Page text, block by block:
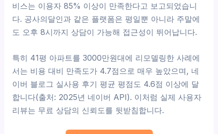
비스는 이용자 85% 이상이 만족한다고 보고되었습니
다. 공사의달인과 같은 플랫폼은 평일뿐 아니라 주말에
도 오후 8시까지 상담이 가능해 접근성이 뛰어납니다.
특히 41평 아파트를 3000만원대에 리모델링한 사례에
서는 비용 대비 만족도가 4.7점으로 매우 높았으며, 네
이버 블로그 실사용 후기 평균 평점도 4.6점 이상에 달
합니다(출처: 2025년 네이버 API). 이처럼 실제 사용자
리뷰는 무료 상담의 신뢰도를 뒷받침합니다.